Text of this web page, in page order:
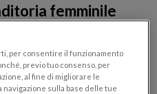
femminile
FISCALI
per consentire il funzionamento
previo tuo consenso, per
al fine di migliorare le
navigazione sulla base delle tue